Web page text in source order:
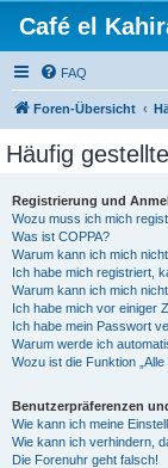
Café el
FAQ
Foren-Übersicht
Häufig
Registrierung und
Wozu muss ich mich
Was ist COPPA?
Warum kann ich mich
Ich habe mich registriert,
Warum kann ich mich
Ich habe mich vor einiger
Ich habe mein Passwort
Warum werde ich
Wozu ist die Funktion
Benutzerpräferenzen
Wie kann ich meine
Wie kann ich verhindern,
Die Forenuhr geht falsch!